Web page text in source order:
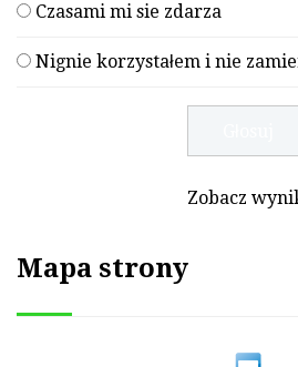
Czasami mi sie zdarza
Nignie korzystałem i nie
Zobacz
Mapa strony